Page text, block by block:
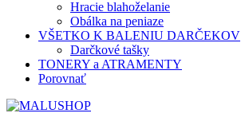
Hracie blahoželanie
Obálka na peniaze
VŠETKO K BALENIU DARČEKOV
Darčkové tašky
TONERY a ATRAMENTY
Porovnať